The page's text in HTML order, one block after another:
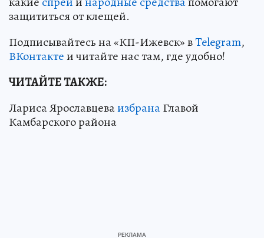
защититься от клещей.
Подписывайтесь на «КП-Ижевск» вTelegram,
ВКонтактеи читайте нас там, где удобно!
ЧИТАЙТЕ ТАКЖЕ:
Лариса ЯрославцеваизбранаГлавой
Камбарского района